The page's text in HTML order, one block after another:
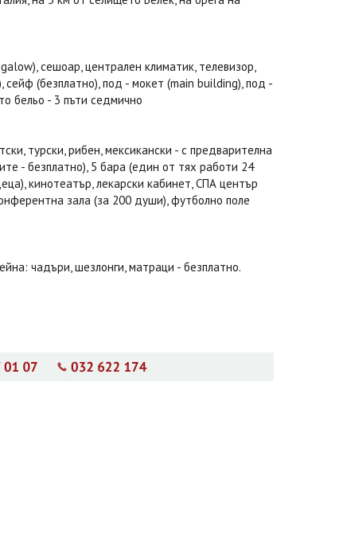
сешоар, централен климатик, телевизор,
(безплатно), под - мокет (main building), под -
бельо - 3 пъти седмично
турски, рибен, мексикански - с предварителна
- безплатно), 5 бара (един от тях работи 24
кинотеатър, лекарски кабинет, СПА център
зала (за 200 души), футболно поле
чадъри, шезлонги, матраци - безплатно.